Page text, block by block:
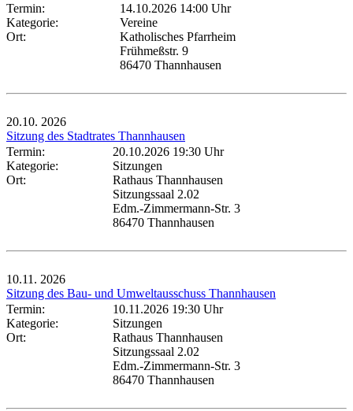
Termin:
14.10.2026 14:00 Uhr
Kategorie:
Vereine
Ort:
Katholisches Pfarrheim
Frühmeßstr. 9
86470 Thannhausen
20.10. 2026
Sitzung des Stadtrates Thannhausen
Termin:
20.10.2026 19:30 Uhr
Kategorie:
Sitzungen
Ort:
Rathaus Thannhausen
Sitzungssaal 2.02
Edm.-Zimmermann-Str. 3
86470 Thannhausen
10.11. 2026
Sitzung des Bau- und Umweltausschuss Thannhausen
Termin:
10.11.2026 19:30 Uhr
Kategorie:
Sitzungen
Ort:
Rathaus Thannhausen
Sitzungssaal 2.02
Edm.-Zimmermann-Str. 3
86470 Thannhausen